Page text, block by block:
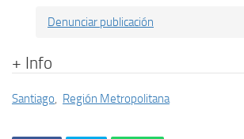
Denunciar publicación
+ Info
Santiago, Región Metropolitana